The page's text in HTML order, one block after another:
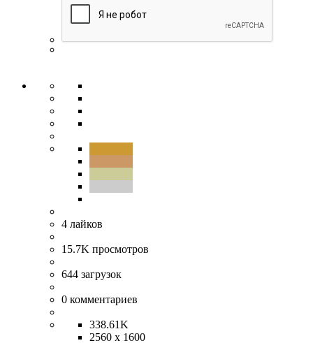
4 лайков
15.7K просмотров
644 загрузок
0 комментариев
338.61K
2560 x 1600